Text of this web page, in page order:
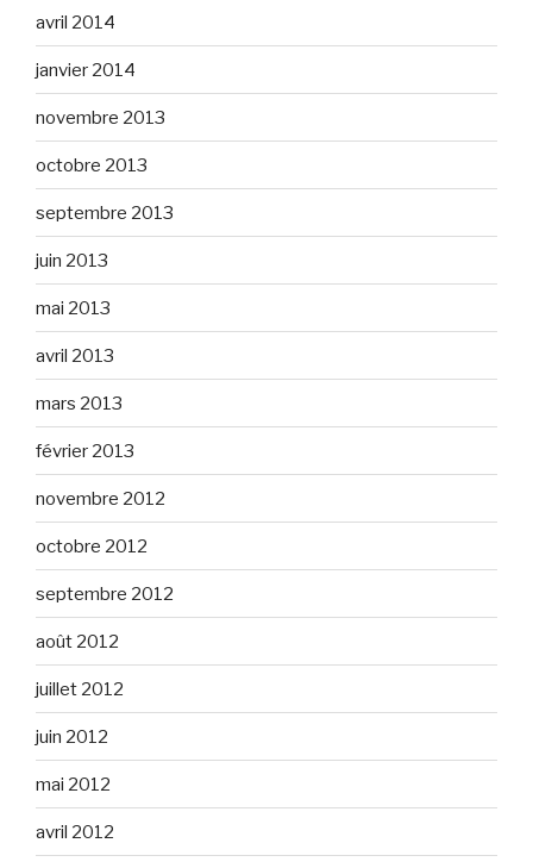
avril 2014
janvier 2014
novembre 2013
octobre 2013
septembre 2013
juin 2013
mai 2013
avril 2013
mars 2013
février 2013
novembre 2012
octobre 2012
septembre 2012
août 2012
juillet 2012
juin 2012
mai 2012
avril 2012